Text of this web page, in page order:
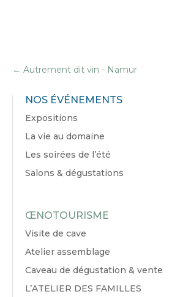
← Autrement dit vin - Namur
NOS ÉVÉNEMENTS
Expositions
La vie au domaine
Les soirées de l’été
Salons & dégustations
ŒNOTOURISME
Visite de cave
Atelier assemblage
Caveau de dégustation & vente
L’ATELIER DES FAMILLES